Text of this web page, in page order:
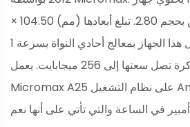
شاشة تعمل باللمس بحجم 2.80. تبلغ أبعادها (مم) 104.50 ×
56.00 × 13.00. يعمل هذا الجهاز بمعالج أحادي النواة بسرعة 1
جيجاهرتز وذاكرة تصل سعتها إلى 256 ميجابايت. يعمل
Micromax A25 على نظام التشغيل Android لديه سعة بطارية